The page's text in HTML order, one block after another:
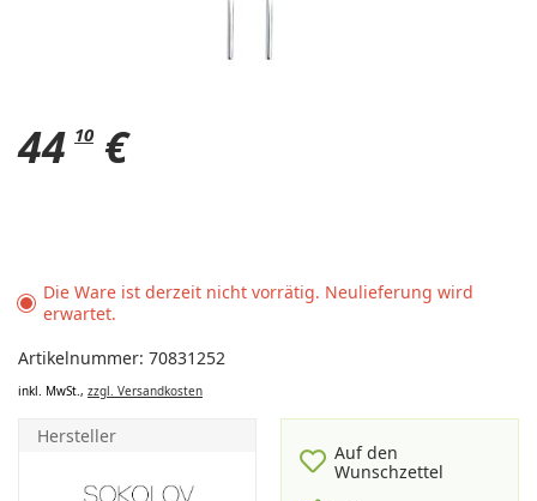
44 10 €
Die Ware ist derzeit nicht vorrätig. Neulieferung wird
erwartet.
Artikelnummer: 70831252
inkl. MwSt., zzgl. Versandkosten
Hersteller
Auf den
Wunschzettel